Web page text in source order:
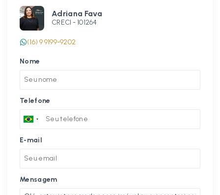
Adriana Fava
CRECI - 101264
(16) 9 9199-9202
Nome
Telefone
E-mail
Mensagem